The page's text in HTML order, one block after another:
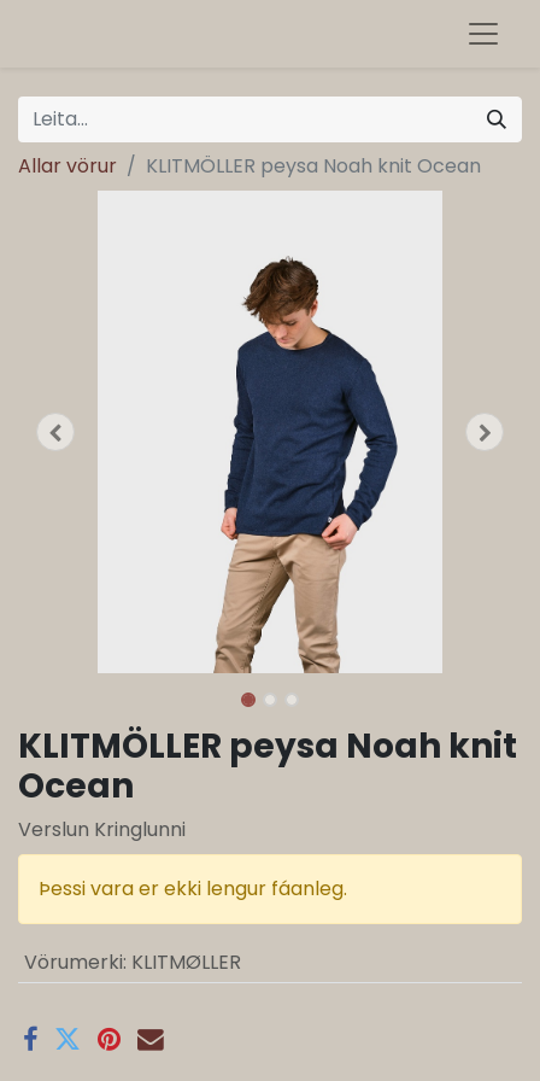
Allar vörur KLITMÖLLER peysa Noah knit Ocean
KLITMÖLLER peysa Noah knit
Ocean
Verslun Kringlunni
Þessi vara er ekki lengur fáanleg.
Vörumerki: KLITMØLLER